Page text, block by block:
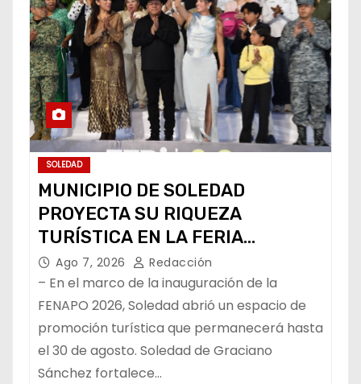
SOLEDAD
MUNICIPIO DE SOLEDAD
PROYECTA SU RIQUEZA
TURÍSTICA EN LA FERIA
NACIONAL POTOSINA
Ago 7, 2026 Redacción
– En el marco de la inauguración de la
FENAPO 2026, Soledad abrió un espacio de
promoción turística que permanecerá hasta
el 30 de agosto. Soledad de Graciano
Sánchez fortalece…